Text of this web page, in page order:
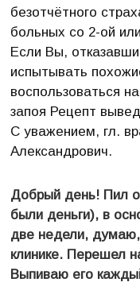
безотчётного
больных со 2-ой
Если Вы,
испытывать
воспользоваться
запоя Рецепт
С уважением, гл.
Александрович.
Добрый день! Пил
были деньги), в
две недели,
клинике. Перешел
Выпиваю его